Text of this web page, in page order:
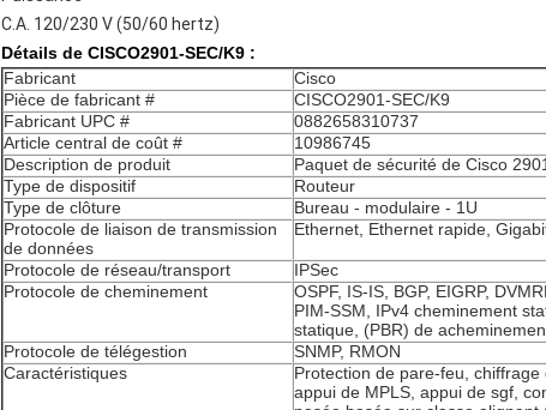
C.A. 120/230 V (50/60 hertz)
Détails de CISCO2901-SEC/K9 :
Fabricant
Cisco
Pièce de fabricant #
CISCO2901-SEC/K9
Fabricant UPC #
0882658310737
Article central de coût #
10986745
Description de produit
Paquet de sécurité de Cisco
Type de dispositif
Routeur
Type de clôture
Bureau - modulaire - 1U
Protocole de liaison de transmission
de données
Ethernet, Ethernet rapide,
Protocole de réseau/transport
IPSec
Protocole de cheminement
OSPF, IS-IS, BGP, EIGRP,
PIM-SSM, IPv4 cheminement
statique, (PBR) de
Protocole de télégestion
SNMP, RMON
Caractéristiques
Protection de pare-feu,
appui de MPLS, appui de sgf,